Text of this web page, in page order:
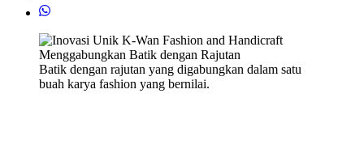
Batik dengan rajutan yang digabungkan dalam satu
buah karya fashion yang bernilai.